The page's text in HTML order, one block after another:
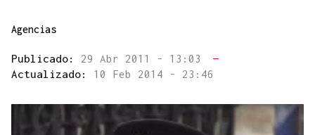
Agencias
Publicado: 29 Abr 2011 - 13:03
—
Actualizado: 10 Feb 2014 - 23:46